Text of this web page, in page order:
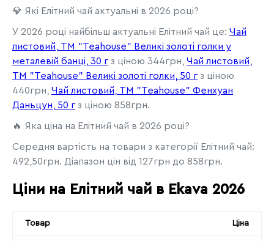
💎 Які Елітний чай актуальні в 2026 році?
У 2026 році найбільш актуальні Елітний чай це: Чай
листовий, ТМ "Teahouse" Великі золоті голки у
металевій банці, 30 г з ціною 344грн, Чай листовий,
ТМ "Teahouse" Великі золоті голки, 50 г з ціною
440грн, Чай листовий, ТМ "Teahouse" Фенхуан
Даньцун, 50 г з ціною 858грн.
🔥 Яка ціна на Елітний чай в 2026 році?
Середня вартість на товари з категорії Елітний чай:
492,50грн. Діапазон цін від 127грн до 858грн.
Ціни на Елітний чай в Ekava 2026
Товар Ціна